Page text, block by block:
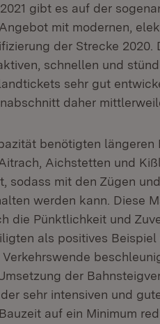
gibt es auf der
mit modernen,
der Strecke
schnellen und
sehr gut
daher
benötigten längeren
Aichstetten und
sodass mit den Zügen
werden kann. Diese
die Pünktlichkeit und
als positives
der
sehr intensiven und
auf ein Minimum